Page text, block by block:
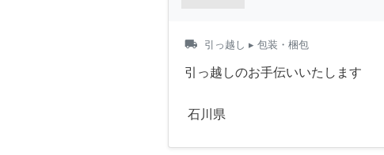
local_shipping 引っ越し ▸ 包装・梱包
引っ越しのお手伝いいたします
石川県